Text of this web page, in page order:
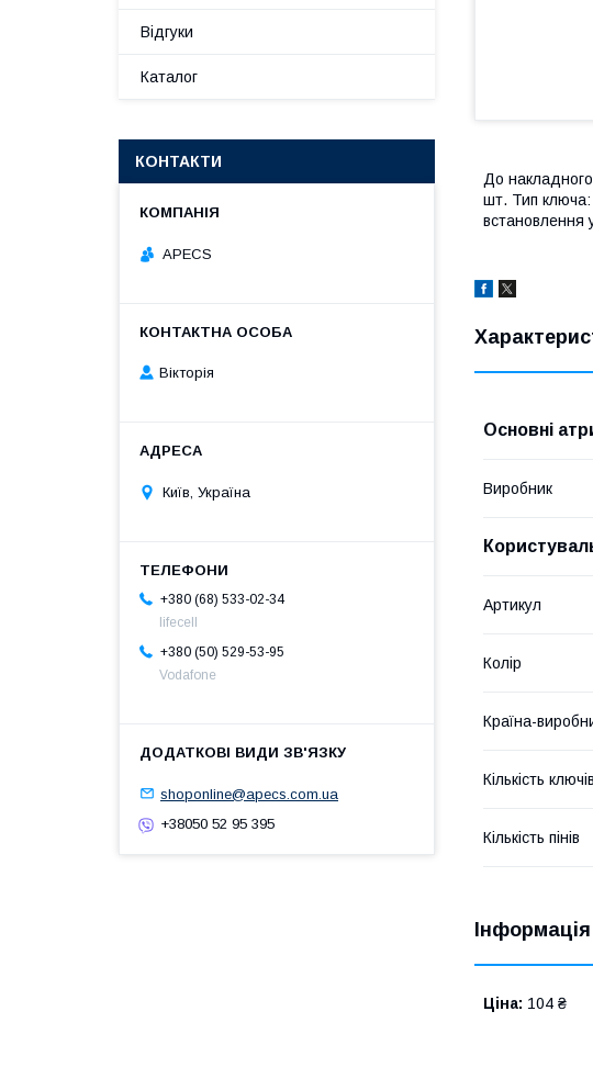
До накладного
шт. Тип ключа:
встановлення
Основні
Виробник
Артикул
Колір
Країна-
Кількість ключів
Кількість пінів
Ціна: 104 ₴
Відгуки
Каталог
КОНТАКТИ
APECS
Вікторія
Київ, Україна
+380 (68) 533-02-34
lifecell
+380 (50) 529-53-95
Vodafone
shoponline@apecs.com.ua
+38050 52 95 395